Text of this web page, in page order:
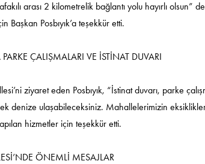
arası 2 kilometrelik bağlantı yolu hayırlı
Başkan Posbıyık’a teşekkür etti.
ÇALIŞMALARI VE İSTİNAT DUVARI
ziyaret eden Posbıyık, “İstinat duvarı, parke
denize ulaşabileceksiniz. Mahallelerimizin
hizmetler için teşekkür etti.
ÖNEMLİ MESAJLAR